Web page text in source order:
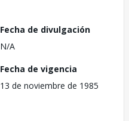
Fecha de divulgación
N/A
Fecha de vigencia
13 de noviembre de 1985